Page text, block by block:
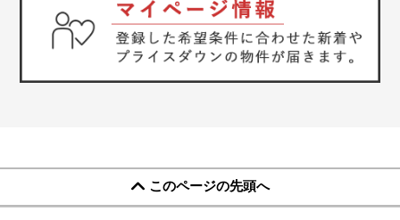
このページの先頭へ